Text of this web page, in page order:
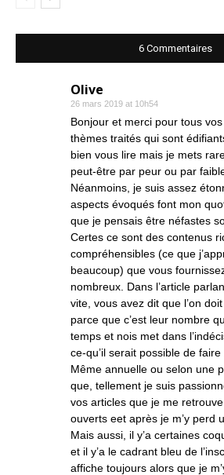
6 Commentaires
Olive
26 mars 2019 at 10h54
Bonjour et merci pour tous
thèmes traités qui sont
bien vous lire mais je mets
peut-être par peur ou par
Néanmoins, je suis assez
aspects évoqués font mon
que je pensais être néfastes
Certes ce sont des contenus
compréhensibles (ce que
beaucoup) que vous
nombreux. Dans l’article
vite, vous avez dit que l’on
parce que c’est leur nombre
temps et nois met dans
ce-qu’il serait possible de
Même annuelle ou selon une
que, tellement je suis
vos articles que je me
ouverts eet après je m’y perd
Mais aussi, il y’a certaines
et il y’a le cadrant bleu de
affiche toujours alors que je